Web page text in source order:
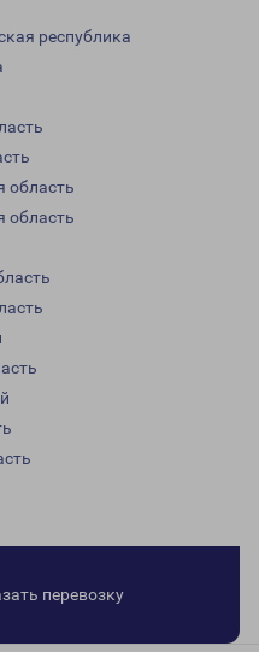
республика
область
область
перевозку